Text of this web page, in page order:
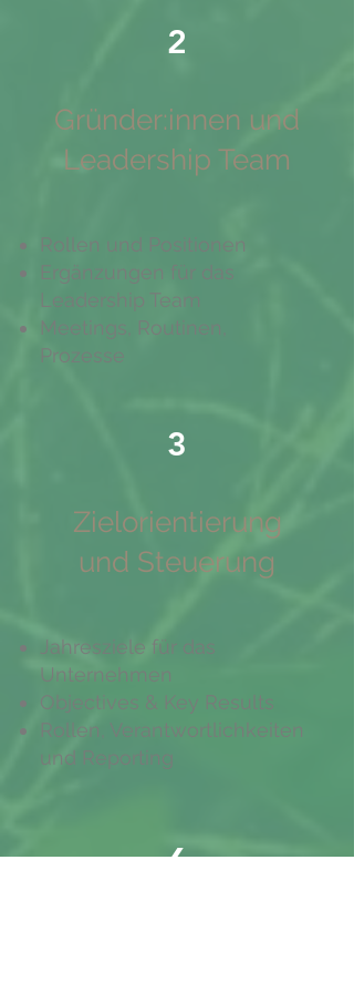
2
Gründer:innen und
Leadership Team
Rollen und Positionen
Ergänzungen für das
Leadership Team
Meetings, Routinen,
Prozesse
3
Zielorientierung
und Steuerung
Jahresziele für das
Unternehmen
Objectives & Key Results
Rollen, Verantwortlichkeiten
und Reporting
6